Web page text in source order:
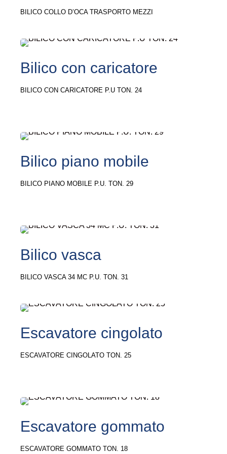
BILICO COLLO D’OCA TRASPORTO MEZZI
Bilico con caricatore
BILICO CON CARICATORE P.U TON. 24
Bilico piano mobile
BILICO PIANO MOBILE P.U. TON. 29
Bilico vasca
BILICO VASCA 34 MC P.U. TON. 31
Escavatore cingolato
ESCAVATORE CINGOLATO TON. 25
Escavatore gommato
ESCAVATORE GOMMATO TON. 18